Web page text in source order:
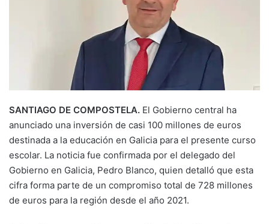
SANTIAGO DE COMPOSTELA. El Gobierno central ha
anunciado una inversión de casi 100 millones de euros
destinada a la educación en Galicia para el presente curso
escolar. La noticia fue confirmada por el delegado del
Gobierno en Galicia, Pedro Blanco, quien detalló que esta
cifra forma parte de un compromiso total de 728 millones
de euros para la región desde el año 2021.